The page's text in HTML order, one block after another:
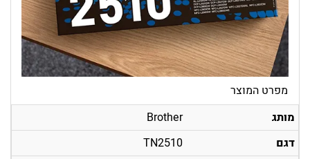
מפרט המוצר
מותג
Brother
דגם
TN2510